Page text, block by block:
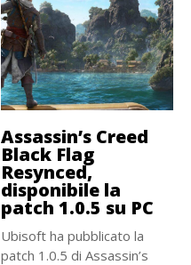
Assassin’s Creed
Black Flag
Resynced,
disponibile la
patch 1.0.5 su PC
Ubisoft ha pubblicato la
patch 1.0.5 di Assassin’s